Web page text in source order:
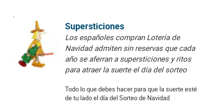
Supersticiones
Los españoles compran Lotería de
Navidad admiten sin reservas que cada
año se aferran a supersticiones y ritos
para atraer la suerte el día del sorteo
Todo lo que debes hacer para que la suerte esté
de tu lado el día del Sorteo de Navidad